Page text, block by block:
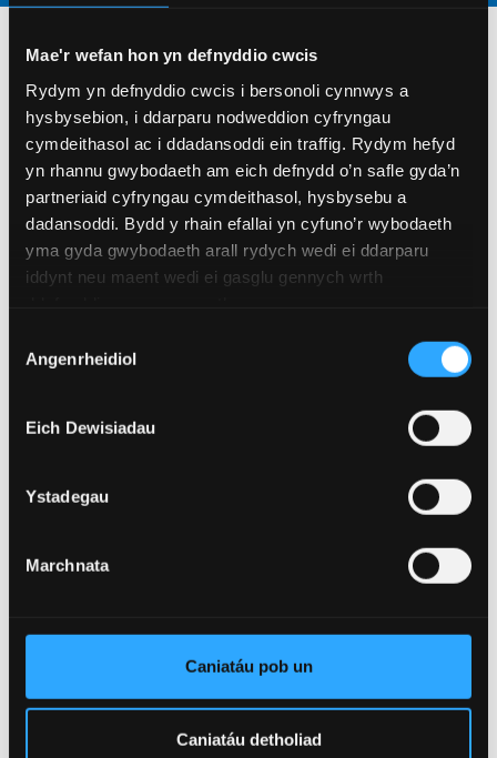
Mae'r wefan hon yn defnyddio cwcis
Rydym yn defnyddio cwcis i bersonoli cynnwys a
hysbysebion, i ddarparu nodweddion cyfryngau
cymdeithasol ac i ddadansoddi ein traffig. Rydym hefyd
yn rhannu gwybodaeth am eich defnydd o’n safle gyda’n
partneriaid cyfryngau cymdeithasol, hysbysebu a
dadansoddi. Bydd y rhain efallai yn cyfuno’r wybodaeth
yma gyda gwybodaeth arall rydych wedi ei ddarparu
iddynt neu maent wedi ei gasglu gennych wrth
Caniatâd
Angenrheidiol
Eich Dewisiadau
Ystadegau
Marchnata
Caniatáu pob un
Caniatáu detholiad
Newyddion a
Digwyddiadau
GWELD MWY
wedi'i ethol yn Gymrawd Cymdeithas America
ar gyfer Ymchwil i Esgyrn a Mwynau